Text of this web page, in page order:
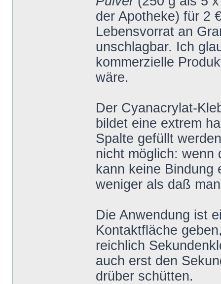
der Apotheke) für 2
Lebensvorrat an
unschlagbar. Ich
kommerzielle
wäre.
Der Cyanacrylat-
bildet eine extrem
Spalte gefüllt
nicht möglich: wenn
kann keine Bindung
weniger als daß
Die Anwendung ist
Kontaktfläche
reichlich
auch erst den
drüber schütten.